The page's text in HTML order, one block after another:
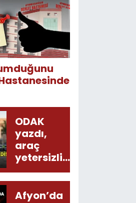
ODAK
yazdı,
araç
yetersizliği
gündeme
geldi!
Emniyete
Afyon’da